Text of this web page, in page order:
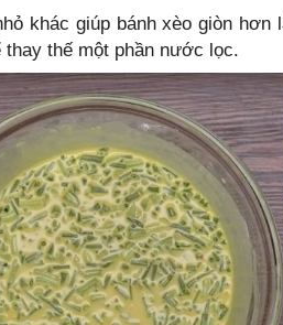
khác giúp bánh xèo giòn
thay thế một phần nước lọc.